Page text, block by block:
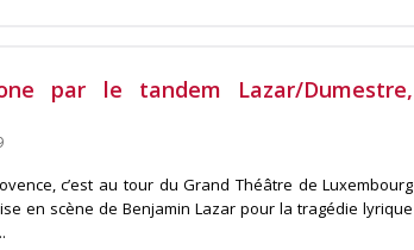
par le tandem Lazar/Dumestre,
c’est au tour du Grand Théâtre de Luxembourg
en scène de Benjamin Lazar pour la tragédie lyrique